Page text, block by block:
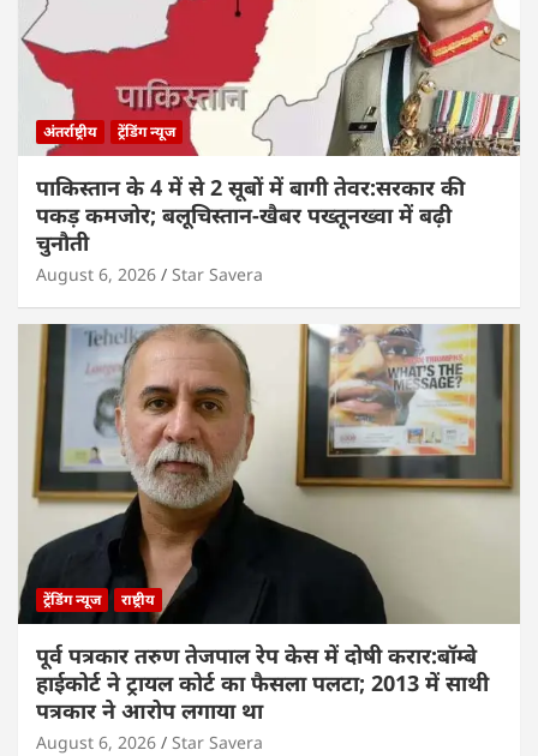
अंतर्राष्ट्रीय ट्रेंडिंग न्यूज
पाकिस्तान के 4 में से 2 सूबों में बागी तेवर:सरकार की
पकड़ कमजोर; बलूचिस्तान-खैबर पख्तूनख्वा में बढ़ी
चुनौती
August 6, 2026 Star Savera
ट्रेंडिंग न्यूज राष्ट्रीय
पूर्व पत्रकार तरुण तेजपाल रेप केस में दोषी करार:बॉम्बे
हाईकोर्ट ने ट्रायल कोर्ट का फैसला पलटा; 2013 में साथी
पत्रकार ने आरोप लगाया था
August 6, 2026 Star Savera